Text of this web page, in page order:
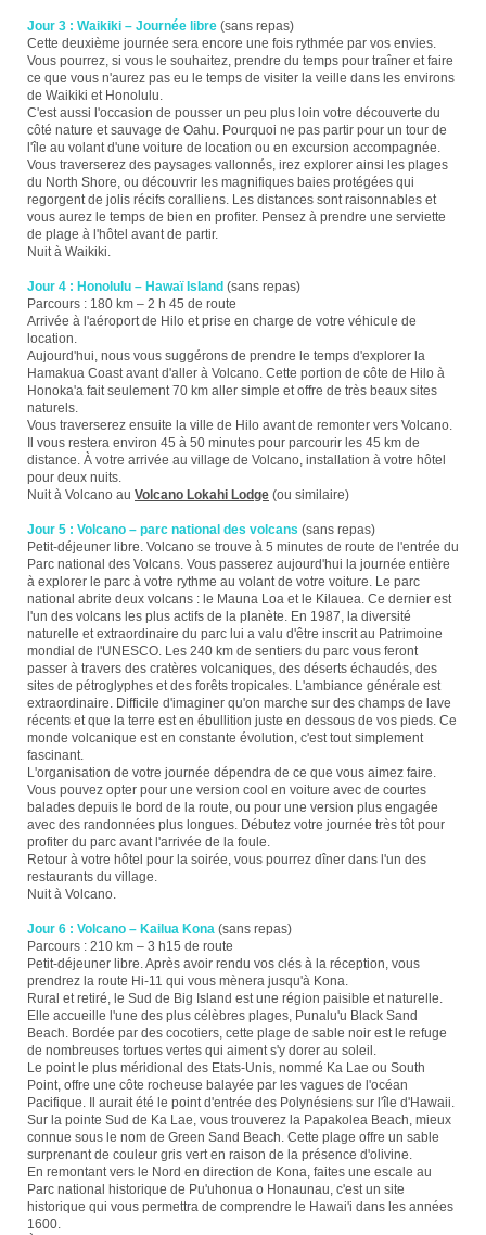
Jour 3 : Waikiki – Journée libre (sans repas)
Cette deuxième journée sera encore une fois rythmée par vos envies.
Vous pourrez, si vous le souhaitez, prendre du temps pour traîner et faire
ce que vous n'aurez pas eu le temps de visiter la veille dans les environs
de Waikiki et Honolulu.
C'est aussi l'occasion de pousser un peu plus loin votre découverte du
côté nature et sauvage de Oahu. Pourquoi ne pas partir pour un tour de
l'île au volant d'une voiture de location ou en excursion accompagnée.
Vous traverserez des paysages vallonnés, irez explorer ainsi les plages
du North Shore, ou découvrir les magnifiques baies protégées qui
regorgent de jolis récifs coralliens. Les distances sont raisonnables et
vous aurez le temps de bien en profiter. Pensez à prendre une serviette
de plage à l'hôtel avant de partir.
Nuit à Waikiki.
Jour 4 : Honolulu – Hawaï Island (sans repas)
Parcours : 180 km – 2 h 45 de route
Arrivée à l'aéroport de Hilo et prise en charge de votre véhicule de
location.
Aujourd'hui, nous vous suggérons de prendre le temps d'explorer la
Hamakua Coast avant d'aller à Volcano. Cette portion de côte de Hilo à
Honoka'a fait seulement 70 km aller simple et offre de très beaux sites
naturels.
Vous traverserez ensuite la ville de Hilo avant de remonter vers Volcano.
Il vous restera environ 45 à 50 minutes pour parcourir les 45 km de
distance. À votre arrivée au village de Volcano, installation à votre hôtel
pour deux nuits.
Nuit à Volcano au Volcano Lokahi Lodge (ou similaire)
Jour 5 : Volcano – parc national des volcans (sans repas)
Petit-déjeuner libre. Volcano se trouve à 5 minutes de route de l'entrée du
Parc national des Volcans. Vous passerez aujourd'hui la journée entière
à explorer le parc à votre rythme au volant de votre voiture. Le parc
national abrite deux volcans : le Mauna Loa et le Kilauea. Ce dernier est
l'un des volcans les plus actifs de la planète. En 1987, la diversité
naturelle et extraordinaire du parc lui a valu d'être inscrit au Patrimoine
mondial de l'UNESCO. Les 240 km de sentiers du parc vous feront
passer à travers des cratères volcaniques, des déserts échaudés, des
sites de pétroglyphes et des forêts tropicales. L'ambiance générale est
extraordinaire. Difficile d'imaginer qu'on marche sur des champs de lave
récents et que la terre est en ébullition juste en dessous de vos pieds. Ce
monde volcanique est en constante évolution, c'est tout simplement
fascinant.
L'organisation de votre journée dépendra de ce que vous aimez faire.
Vous pouvez opter pour une version cool en voiture avec de courtes
balades depuis le bord de la route, ou pour une version plus engagée
avec des randonnées plus longues. Débutez votre journée très tôt pour
profiter du parc avant l'arrivée de la foule.
Retour à votre hôtel pour la soirée, vous pourrez dîner dans l'un des
restaurants du village.
Nuit à Volcano.
Jour 6 : Volcano – Kailua Kona (sans repas)
Parcours : 210 km – 3 h15 de route
Petit-déjeuner libre. Après avoir rendu vos clés à la réception, vous
prendrez la route Hi-11 qui vous mènera jusqu'à Kona.
Rural et retiré, le Sud de Big Island est une région paisible et naturelle.
Elle accueille l'une des plus célèbres plages, Punalu'u Black Sand
Beach. Bordée par des cocotiers, cette plage de sable noir est le refuge
de nombreuses tortues vertes qui aiment s'y dorer au soleil.
Le point le plus méridional des Etats-Unis, nommé Ka Lae ou South
Point, offre une côte rocheuse balayée par les vagues de l'océan
Pacifique. Il aurait été le point d'entrée des Polynésiens sur l'île d'Hawaii.
Sur la pointe Sud de Ka Lae, vous trouverez la Papakolea Beach, mieux
connue sous le nom de Green Sand Beach. Cette plage offre un sable
surprenant de couleur gris vert en raison de la présence d'olivine.
En remontant vers le Nord en direction de Kona, faites une escale au
Parc national historique de Pu'uhonua o Honaunau, c'est un site
historique qui vous permettra de comprendre le Hawai'i dans les années
1600.